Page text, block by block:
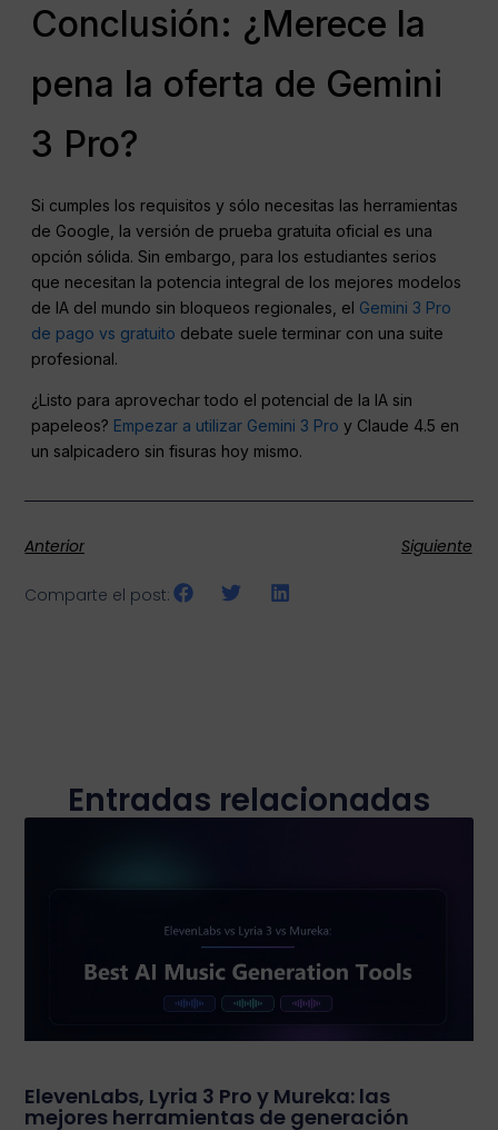
Conclusión: ¿Merece la
pena la oferta de Gemini
3 Pro?
Si cumples los requisitos y sólo necesitas las herramientas
de Google, la versión de prueba gratuita oficial es una
opción sólida. Sin embargo, para los estudiantes serios
que necesitan la potencia integral de los mejores modelos
de IA del mundo sin bloqueos regionales, el Gemini 3 Pro
de pago vs gratuito debate suele terminar con una suite
profesional.
¿Listo para aprovechar todo el potencial de la IA sin
papeleos? Empezar a utilizar Gemini 3 Pro y Claude 4.5 en
un salpicadero sin fisuras hoy mismo.
Anterior Siguiente
Comparte el post:
Entradas relacionadas
ElevenLabs, Lyria 3 Pro y Mureka: las
mejores herramientas de generación